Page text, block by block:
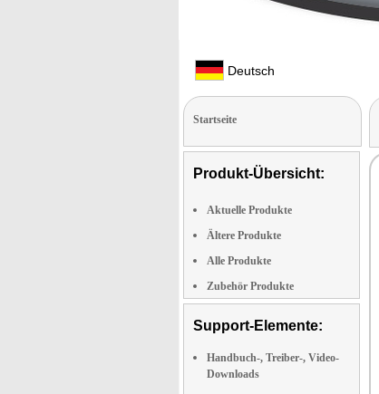
Deutsch
Startseite
Produkt-Übersicht:
Aktuelle Produkte
Ältere Produkte
Alle Produkte
Zubehör Produkte
Support-Elemente:
Handbuch-, Treiber-, Video-
Downloads